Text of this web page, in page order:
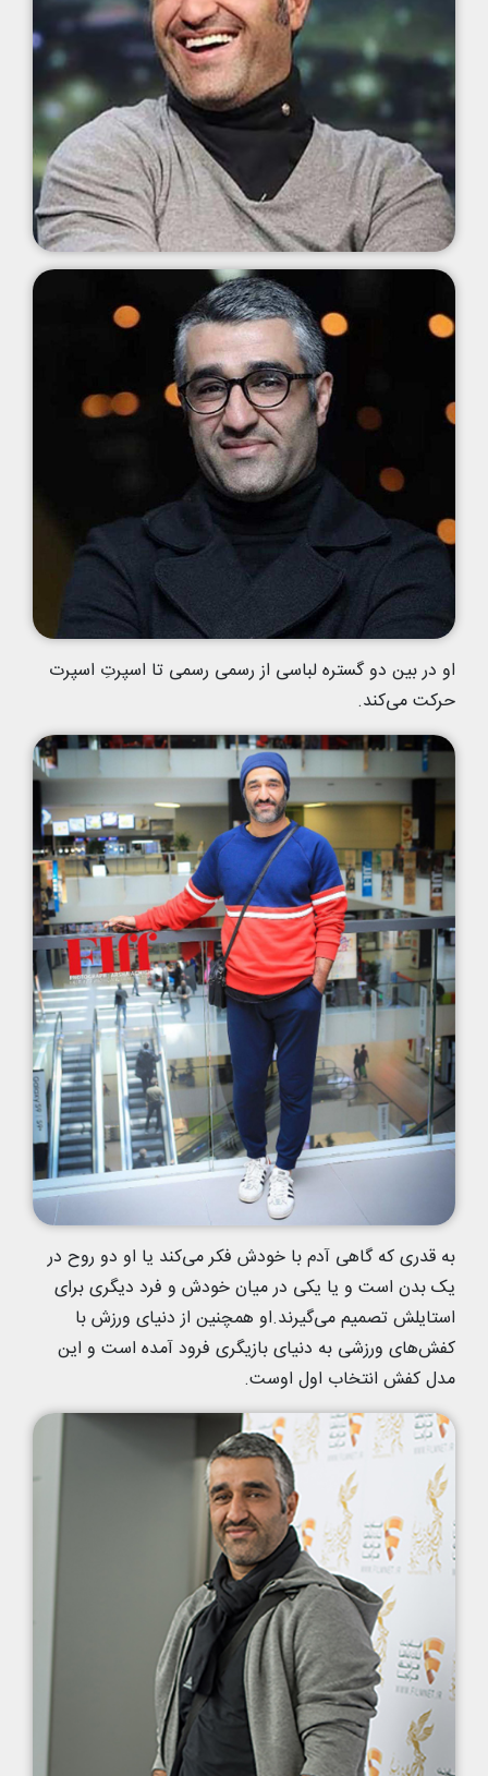
او در بین دو گستره لباسی از رسمی رسمی تا اسپرتِ اسپرت
حرکت می‌کند.
به قدری که گاهی آدم با خودش فکر می‌کند یا او دو روح در
یک بدن است و یا یکی در میان خودش و فرد دیگری برای
استایلش تصمیم می‌گیرند.او همچنین از دنیای ورزش با
کفش‌های ورزشی به دنیای بازیگری فرود آمده است و این
مدل کفش انتخاب اول اوست.